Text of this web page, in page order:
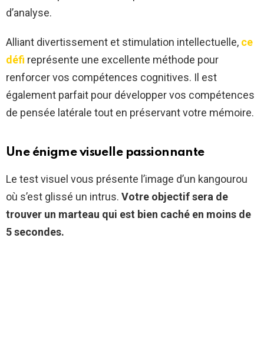
d’analyse.
Alliant divertissement et stimulation intellectuelle, ce
défi représente une excellente méthode pour
renforcer vos compétences cognitives. Il est
également parfait pour développer vos compétences
de pensée latérale tout en préservant votre mémoire.
Une énigme visuelle passionnante
Le test visuel vous présente l’image d’un kangourou
où s’est glissé un intrus. Votre objectif sera de
trouver un marteau qui est bien caché en moins de
5 secondes.